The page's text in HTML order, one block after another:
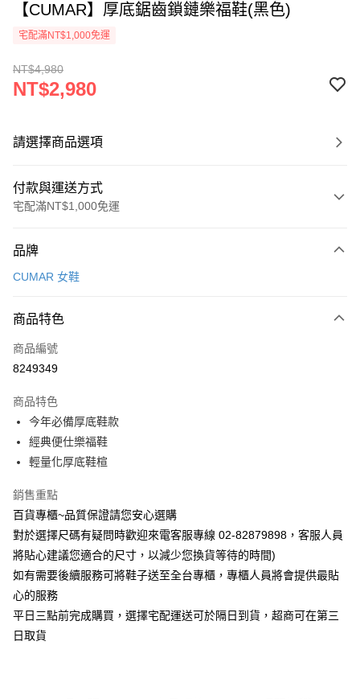
【CUMAR】厚底鋸齒鎖鏈樂福鞋(黑色)
宅配滿NT$1,000免運
NT$4,980
NT$2,980
請選擇商品選項
付款與運送方式
宅配滿NT$1,000免運
信用卡一次付款
Apple Pay
街口支付
宅配
每筆NT$90，滿NT$1,000(含以上)免運費
品牌
CUMAR 女鞋
商品特色
商品編號
8249349
商品特色
今年必備厚底鞋款
經典便仕樂福鞋
輕量化厚底鞋楦
銷售重點
百貨專櫃~品質保證請您安心選購
對於選擇尺碼有疑問時歡迎來電客服專線 02-82879898，客服人員
將貼心建議您適合的尺寸，以減少您換貨等待的時間)
如有需要後續服務可將鞋子送至全台專櫃，專櫃人員將會提供最貼
心的服務
平日三點前完成購買，選擇宅配運送可於隔日到貨，超商可在第三
日取貨